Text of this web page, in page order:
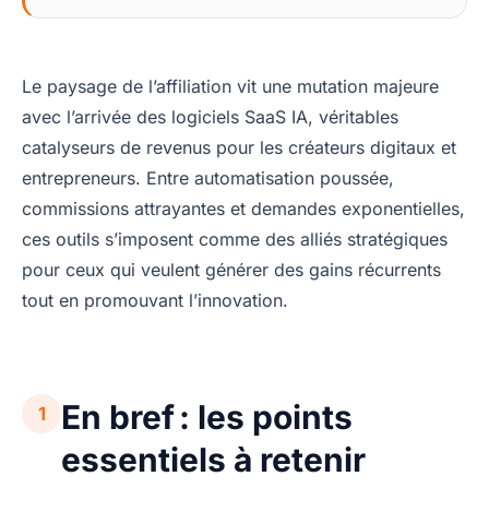
Le paysage de l’affiliation vit une mutation majeure
avec l’arrivée des logiciels SaaS IA, véritables
catalyseurs de revenus pour les créateurs digitaux et
entrepreneurs. Entre automatisation poussée,
commissions attrayantes et demandes exponentielles,
ces outils s’imposent comme des alliés stratégiques
pour ceux qui veulent générer des gains récurrents
tout en promouvant l’innovation.
1
En bref : les points
essentiels à retenir